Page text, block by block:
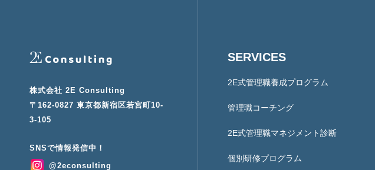
株式会社 2E Consulting
〒162-0827 東京都新宿区若宮町10-
3-105
SERVICES
2E式管理職養成プログラム
管理職コーチング
2E式管理職マネジメント診断
個別研修プログラム